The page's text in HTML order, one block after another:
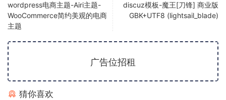
wordpress电商主题-Airi主题-
WooCommerce简约美观的电商
主题
discuz模板-魔王[刀锋] 商业版
GBK+UTF8 (lightsail_blade)
广告位招租
猜你喜欢